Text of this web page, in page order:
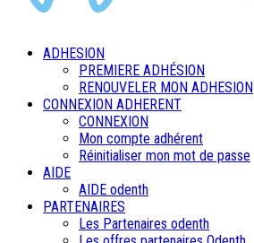
ADHESION
PREMIERE ADHÉSION
RENOUVELER MON ADHESION
CONNEXION ADHERENT
CONNEXION
Mon compte adhérent
Réinitialiser mon mot de passe
AIDE
AIDE odenth
PARTENAIRES
Les Partenaires odenth